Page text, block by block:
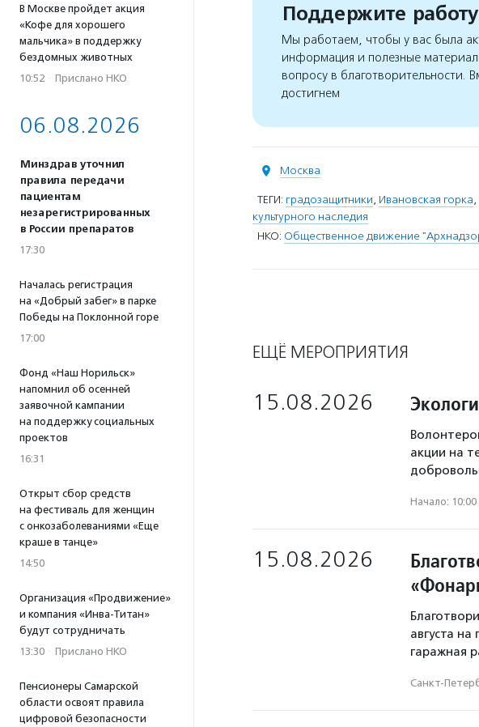
В Москве пройдет акция
«Кофе для хорошего
мальчика» в поддержку
бездомных животных
10:52 · Прислано НКО
06.08.2026
Минздрав уточнил
правила передачи
пациентам
незарегистрированных
в России препаратов
17:30
Началась регистрация
на «Добрый забег» в парке
Победы на Поклонной горе
17:00
Фонд «Наш Норильск»
напомнил об осенней
заявочной кампании
на поддержку социальных
проектов
16:31
Открыт сбор средств
на фестиваль для женщин
с онкозаболеваниями «Еще
краше в танце»
14:50
Организация «Продвижение»
и компания «Инва-Титан»
будут сотрудничать
13:30 · Прислано НКО
Пенсионеры Самарской
области освоят правила
цифровой безопасности
Поддержите
Мы работаем, чтобы у вас была
информация и полезные
вопросу в благотворительности.
достигнем
Москва
ТЕГИ: градозащитники, Ивановская горка,
культурного наследия
НКО: Общественное движение
ЕЩЁ МЕРОПРИЯТИЯ
15.08.2026
акции на
Начало: 10:00
15.08.2026
августа
гаражная
Санкт-